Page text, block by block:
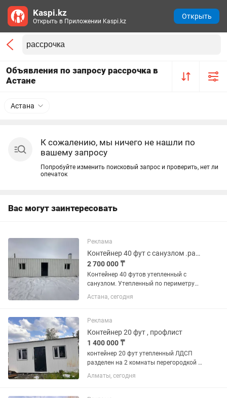
Объявления по запросу рассрочка в
Астане
Астана
К сожалению, мы ничего не нашли по
вашему запросу
Попробуйте изменить поисковый запрос и проверить, нет ли
опечаток
Вас могут заинтересовать
Реклама
Контейнер 40 фут с санузлом .разделен на 3 комнаты.
2 700 000 ₸
Контейнер 40 футов утепленный с
санузлом. Утепленный по периметру
100 мм минплитой.Пароизоляция .
Отделка стен ЛДСП Отделка потолка -
Проведено электричество,...
Астана, сегодня
Реклама
Контейнер 20 фут , профлист
1 400 000 ₸
контейнер 20 фут утепленный ЛДСП
разделен на 2 комнаты перегородкой .
Утепление по периметру 100 мм
минплитой. Отделка стен - ЛДСП
Алматы, сегодня
Kaspi.kz
Открыть в Приложении Kaspi.kz
Открыть